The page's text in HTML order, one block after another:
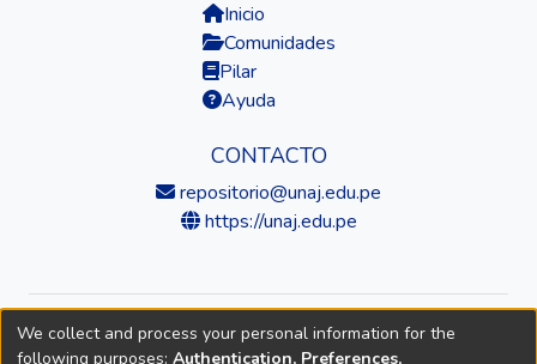
Inicio
Comunidades
Pilar
Ayuda
CONTACTO
repositorio@unaj.edu.pe
https://unaj.edu.pe
© 2026 Universidad Nacional de Juliaca — Repositorio
We collect and process your personal information for the
following purposes: Authentication, Preferences,